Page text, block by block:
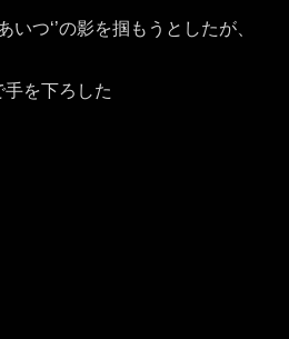
つ‘’の影を掴もうとしたが、
を下ろした